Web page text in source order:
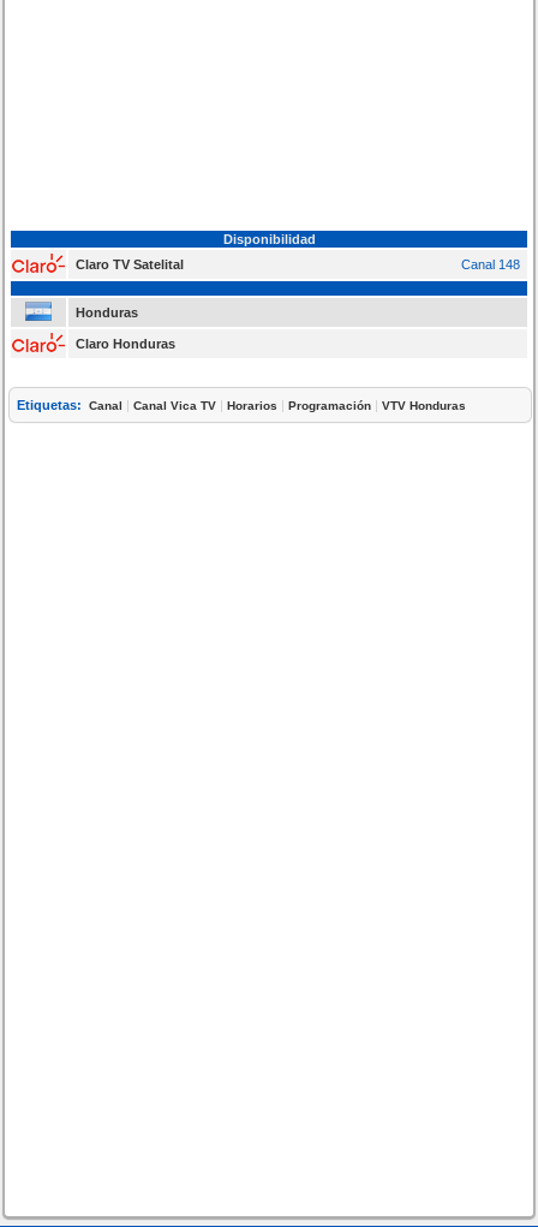
Disponibilidad
Claro TV Satelital
Canal 148
Honduras
Claro Honduras
Etiquetas: Canal |Canal Vica TV |Horarios |Programación |VTV Honduras